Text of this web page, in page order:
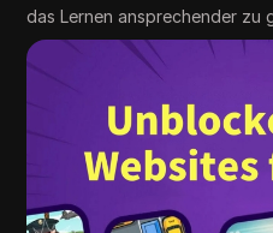
das Lernen ansprechender zu